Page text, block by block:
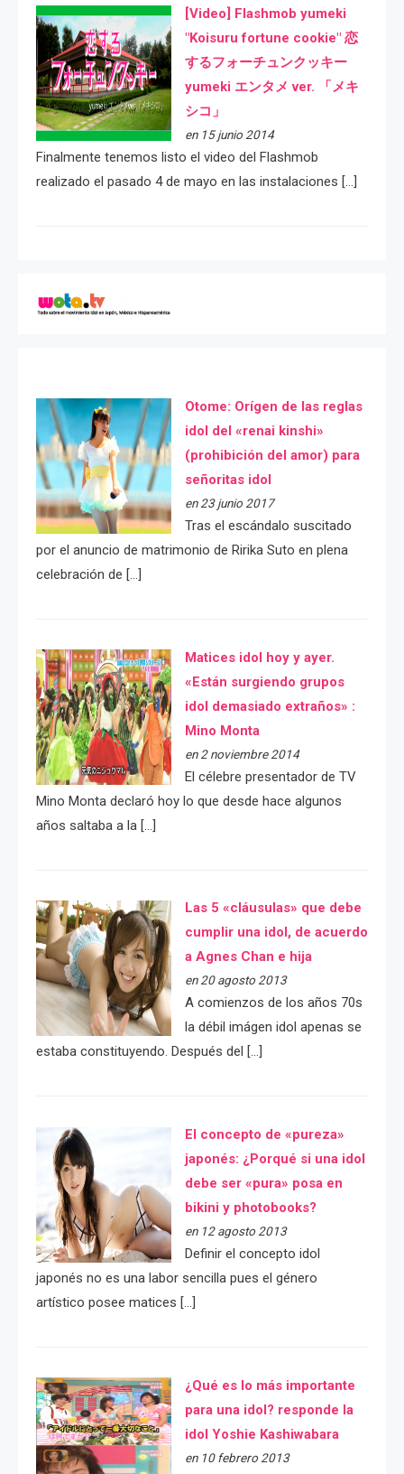
[Video] Flashmob yumeki
"Koisuru fortune cookie" 恋
するフォーチュンクッキー
yumeki エンタメ ver. 「メキ
シコ」
en 15 junio 2014
Finalmente tenemos listo el video del Flashmob
realizado el pasado 4 de mayo en las instalaciones […]
Otome: Orígen de las reglas
idol del «renai kinshi»
(prohibición del amor) para
señoritas idol
en 23 junio 2017
Tras el escándalo suscitado
por el anuncio de matrimonio de Ririka Suto en plena
celebración de […]
Matices idol hoy y ayer.
«Están surgiendo grupos
idol demasiado extraños» :
Mino Monta
en 2 noviembre 2014
El célebre presentador de TV
Mino Monta declaró hoy lo que desde hace algunos
años saltaba a la […]
Las 5 «cláusulas» que debe
cumplir una idol, de acuerdo
a Agnes Chan e hija
en 20 agosto 2013
A comienzos de los años 70s
la débil imágen idol apenas se
estaba constituyendo. Después del […]
El concepto de «pureza»
japonés: ¿Porqué si una idol
debe ser «pura» posa en
bikini y photobooks?
en 12 agosto 2013
Definir el concepto idol
japonés no es una labor sencilla pues el género
artístico posee matices […]
¿Qué es lo más importante
para una idol? responde la
idol Yoshie Kashiwabara
en 10 febrero 2013